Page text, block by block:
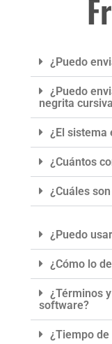
¿Puedo
¿Puedo
negrita
¿El sistema
¿Cuántos
¿Cuáles
¿Puedo
¿Cómo lo
¿Términos
software?
¿Tiempo